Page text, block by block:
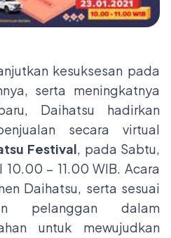
kesuksesan pada
serta meningkatnya
Daihatsu hadirkan
secara virtual
Festival, pada Sabtu,
10.00 – 11.00 WIB. Acara
Daihatsu, serta sesuai
pelanggan dalam
untuk mewujudkan